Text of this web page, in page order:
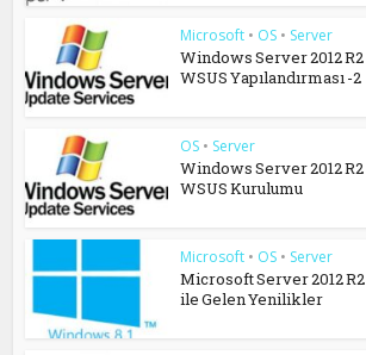
Microsoft • OS • Server
Windows Server 2012 R2
WSUS Yapılandırması -2
OS • Server
Windows Server 2012 R2
WSUS Kurulumu
Microsoft • OS • Server
Microsoft Server 2012 R2
ile Gelen Yenilikler